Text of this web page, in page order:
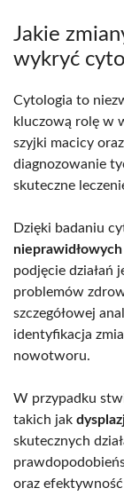
Jakie
wykryć
Cytologia to
kluczową rolę w
szyjki macicy
diagnozowanie
skuteczne
Dzięki badaniu
podjęcie działań
problemów
szczegółowej
identyfikacja
nowotworu.
W przypadku
takich jak
skutecznych
oraz